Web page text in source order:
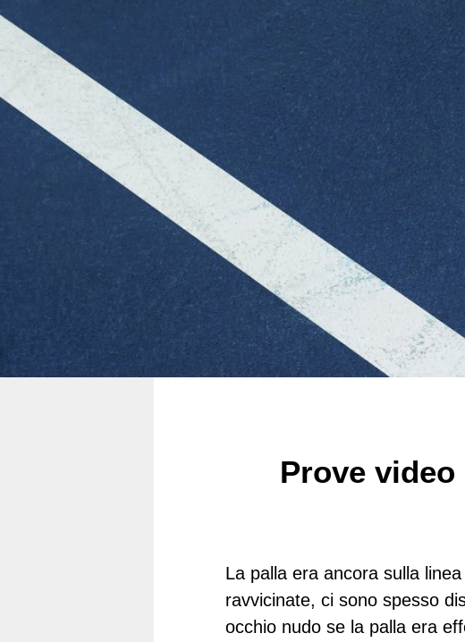
Prove video
La palla era ancora sulla
ravvicinate, ci sono spesso
occhio nudo se la palla era